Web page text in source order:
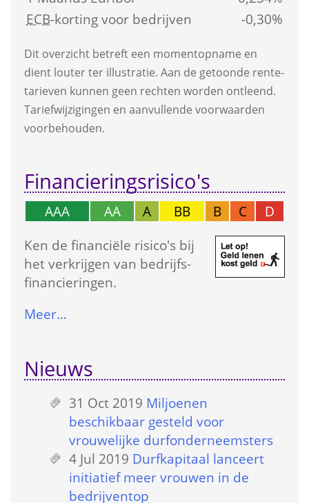
ECB-korting voor bedrijven -0,30%
Dit overzicht betreft een moment­opname en
dient louter ter illustratie. Aan de getoonde rente­
tarieven kunnen geen rechten worden ontleend.
Tarief­wijzigingen en aanvullende voorwaarden
voorbehouden.
Financierings­risico's
AAA AA A BB B C
D
Ken de financiële risico's bij
het verkrijgen van bedrijfs­
financieringen.
Meer…
Nieuws
31 Oct 2019 Miljoenen
beschikbaar gesteld voor
vrouwelijke durfonderneemsters
4 Jul 2019 Durfkapitaal lanceert
initiatief meer vrouwen in de
bedrijventop